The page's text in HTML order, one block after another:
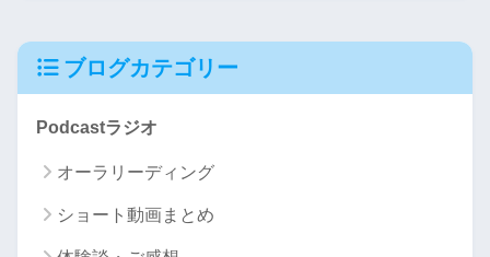
ブログカテゴリー
Podcastラジオ
オーラリーディング
ショート動画まとめ